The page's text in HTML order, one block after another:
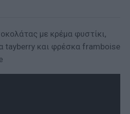
με κρέμα φυστίκι,
tayberry και φρέσκα framboise